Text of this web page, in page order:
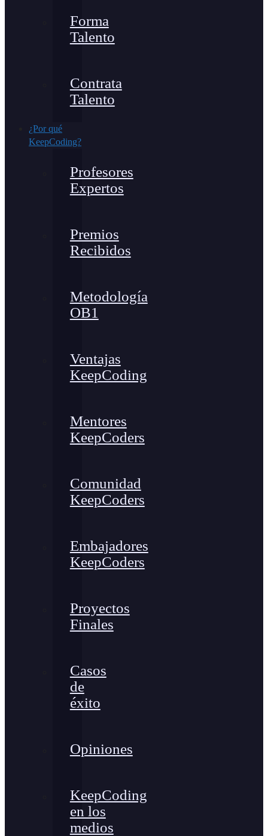
Forma
Talento
Contrata
Talento
¿Por qué
KeepCoding?
Profesores
Expertos
Premios
Recibidos
Metodología
OB1
Ventajas
KeepCoding
Mentores
KeepCoders
Comunidad
KeepCoders
Embajadores
KeepCoders
Proyectos
Finales
Casos
de
éxito
Opiniones
KeepCoding
en los
medios